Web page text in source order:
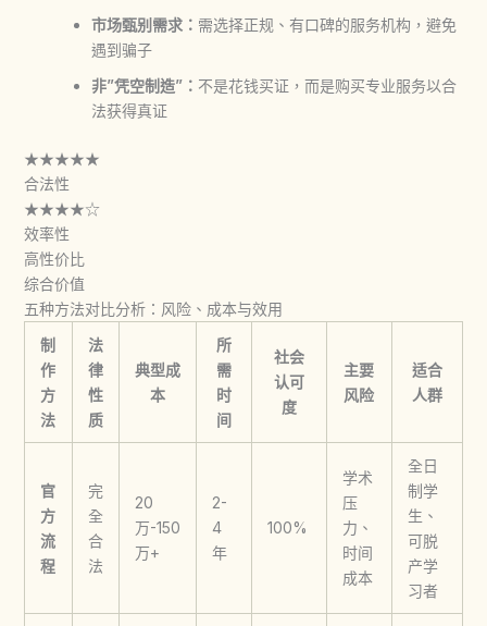
市场甄别需求： 需选择正规、有口碑的服务机构，避免
遇到骗子
非”凭空制造”： 不是花钱买证，而是购买专业服务以合
法获得真证
★★★★★
合法性
★★★★☆
效率性
高性价比
综合价值
五种方法对比分析：风险、成本与效用
制
作
方
法
法
律
性
质
典型成
本
所
需
时
间
社会
认可
度
主要
风险
适合
人群
官
方
流
程
完
全
合
法
20
万-150
万+
2-
4
年
100%
学术
压
力、
时间
成本
全日
制学
生、
可脱
产学
习者